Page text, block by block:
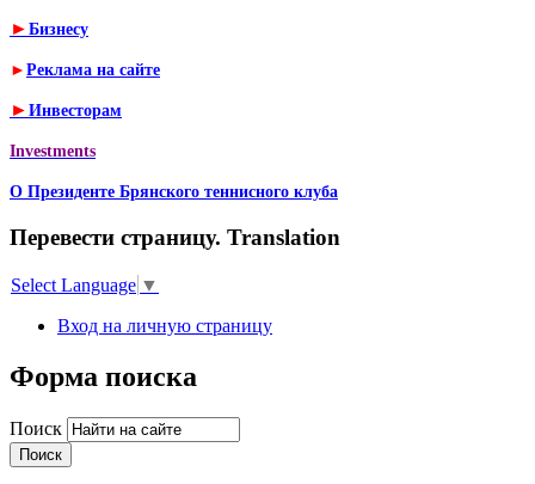
► Бизнесу
► Реклама на сайте
► Инвесторам
Investments
О Президенте Брянского теннисного клуба
Перевести страницу. Translation
Select Language ▼
Вход на личную страницу
Форма поиска
Поиск